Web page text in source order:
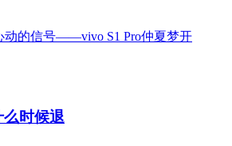
时候退